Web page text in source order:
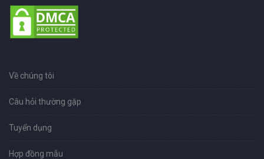
Về chúng tôi
Câu hỏi thường gặp
Tuyển dụng
Hợp đồng mẫu